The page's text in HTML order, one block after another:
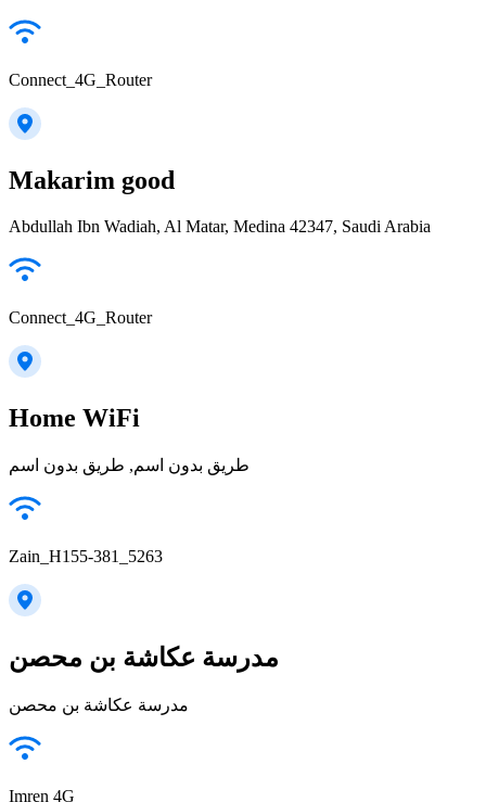
Connect_4G_Router
Makarim good
Abdullah Ibn Wadiah, Al Matar, Medina 42347, Saudi Arabia
Connect_4G_Router
Home WiFi
طريق بدون اسم, طريق بدون اسم
Zain_H155-381_5263
مدرسة عكاشة بن محصن
مدرسة عكاشة بن محصن
Imren 4G